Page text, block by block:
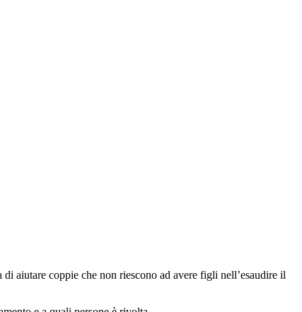
aiutare coppie che non riescono ad avere figli nell’esaudire il